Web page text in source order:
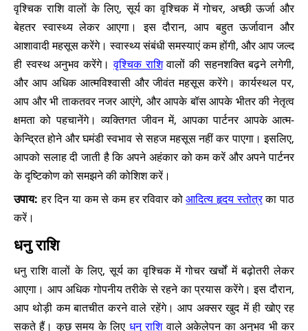
वृश्चिक राशि वालों के लिए, सूर्य का वृश्चिक में गोचर, अच्छी ऊर्जा और
बेहतर स्वास्थ्य लेकर आएगा। इस दौरान, आप बहुत ऊर्जावान और
आशावादी महसूस करेंगे। स्वास्थ्य संबंधी समस्याएं कम होंगी, और आप जल्द
ही स्वस्थ अनुभव करेंगे।वृश्चिक राशिवालों की सहनशक्ति बढ़ने लगेगी,
और आप अधिक आत्मविश्वासी और जीवंत महसूस करेंगे। कार्यस्थल पर,
आप और भी ताकतवर नजर आएंगे, और आपके बॉस आपके भीतर की नेतृत्व
क्षमता को पहचानेंगे। व्यक्तिगत जीवन में, आपका पार्टनर आपके आत्म-
केन्द्रित होने और घमंडी स्वभाव से सहज महसूस नहीं कर पाएगा। इसलिए,
आपको सलाह दी जाती है कि अपने अहंकार को कम करें और अपने पार्टनर
के दृष्टिकोण को समझने की कोशिश करें।
उपाय: हर दिन या कम से कम हर रविवार कोआदित्य हृदय स्तोत्रका पाठ
करें।
धनु राशि
धनु राशि वालों के लिए, सूर्य का वृश्चिक में गोचर खर्चों में बढ़ोतरी लेकर
आएगा। आप अधिक गोपनीय तरीके से रहने का प्रयास करेंगे। इस दौरान,
आप थोड़ी कम बातचीत करने वाले रहेंगे। आप अक्सर खुद में ही खोए रह
सकते हैं। कुछ समय के लिए धनु राशिवाले अकेलेपन का अनुभव भी कर